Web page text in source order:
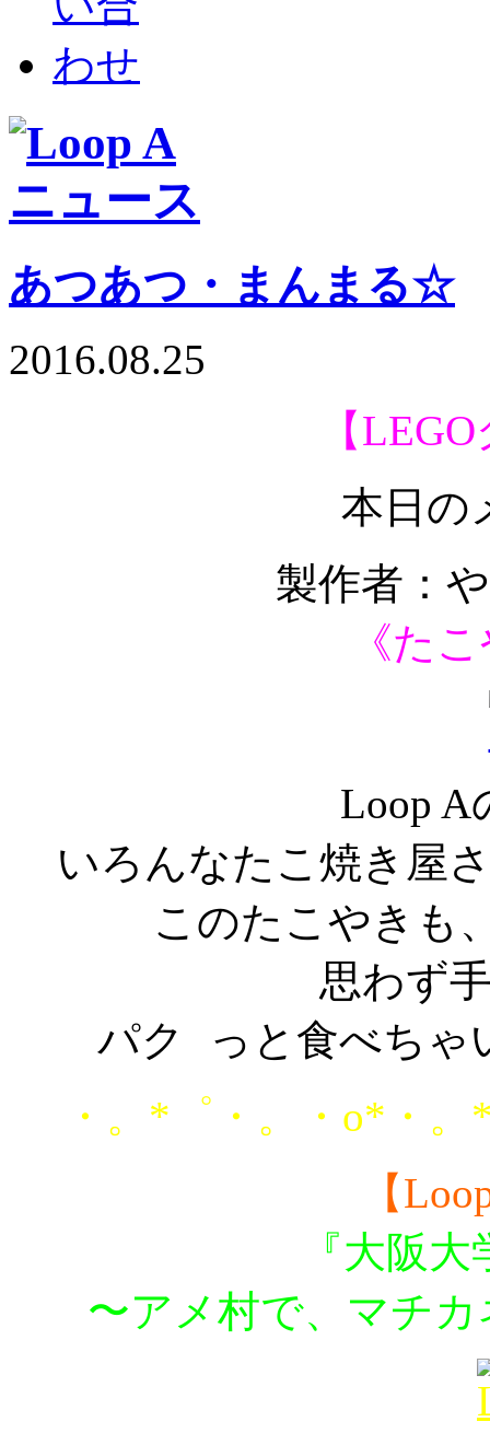
あつあつ・まんまる☆
2016.08.25
【
本日の
製作者：
《た
Loop A
いろんなたこ焼き屋
このたこやきも
思わず
パク
っと食べちゃ
・。*゜・。・o*・
【
『大阪
〜アメ村で、マチ